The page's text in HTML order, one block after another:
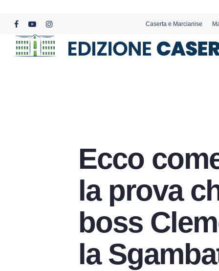
content
facebookyoutubeinstagram
Caserta e Marcianise
Ecco
la prova
boss
la